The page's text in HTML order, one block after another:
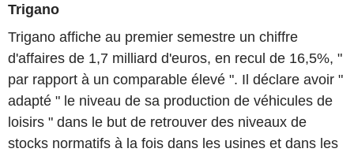
Trigano
Trigano affiche au premier semestre un chiffre
d'affaires de 1,7 milliard d'euros, en recul de 16,5%, "
par rapport à un comparable élevé ". Il déclare avoir "
adapté " le niveau de sa production de véhicules de
loisirs " dans le but de retrouver des niveaux de
stocks normatifs à la fois dans les usines et dans les